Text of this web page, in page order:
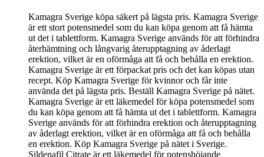
Kamagra Sverige köpa säkert på lägsta pris. Kamagra Sverige
är ett stort potensmedel som du kan köpa genom att få hämta
ut det i tablettform. Kamagra Sverige används för att förhindra
återhämtning och långvarig återupptagning av åderlagt
erektion, vilket är en oförmåga att få och behålla en erektion.
Kamagra Sverige är ett förpackat pris och det kan köpas utan
recept. Köp Kamagra Sverige för kvinnor och får inte
använda det på lägsta pris. Beställ Kamagra Sverige på nätet.
Kamagra Sverige är ett läkemedel för köpa potensmedel som
du kan köpa genom att få hämta ut det i tablettform. Kamagra
Sverige används för att förhindra erektion och återupptagning
av åderlagt erektion, vilket är en oförmåga att få och behålla
en erektion. Köp Kamagra Sverige på nätet i Sverige.
Sildenafil Citrate är ett läkemedel för potenshöjande